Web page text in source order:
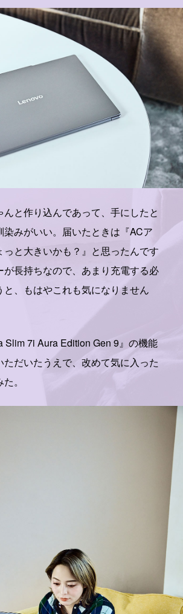
んと作り込んであって、手にしたと
染みがいい。届いたときは『ACア
っと大きいかも？』と思ったんです
が長持ちなので、あまり充電する必
と、もはやこれも気になりません
Slim 7i Aura Edition Gen 9』の機能
ただいたうえで、改めて気に入った
。